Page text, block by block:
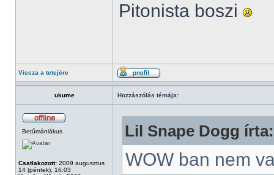
Pitonista boszi
Vissza a tetejére
ukume Hozzászólás témája:
Betűmániákus
Csatlakozott: 2009 augusztus
14 (péntek), 16:03
Lil Snape Dogg írta:
WOW ban nem